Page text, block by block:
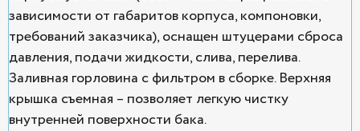
зависимости от габаритов корпуса, компоновки,
требований заказчика), оснащен штуцерами сброса
давления, подачи жидкости, слива, перелива.
Заливная горловина с фильтром в сборке. Верхняя
крышка съемная – позволяет легкую чистку
внутренней поверхности бака.